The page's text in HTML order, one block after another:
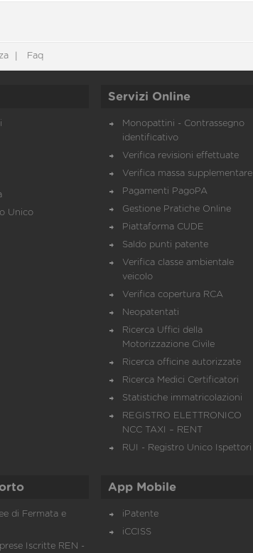
Faq
Unico
Servizi Online
Monopattini - Contrassegno
identificativo
Verifica revisioni effettuate
Verifica massa supplementare
Pagamenti PagoPA
Gestione Pratiche Online
Piattaforma CUDE
Saldo punti patente
Verifica classe ambientale
veicolo
Verifica copertura RCA
Neopatentati
Ricerca Uffici della
Motorizzazione Civile
Ricerca officine autorizzate
Ricerca Medici Certificatori
Statistiche immatricolazioni
REGISTRO ELETTRONICO
NCC TAXI – RENT
RUI - Registro Unico Ispettori
di Fermata e
Iscritte REN -
App Mobile
iPatente
iCCISS